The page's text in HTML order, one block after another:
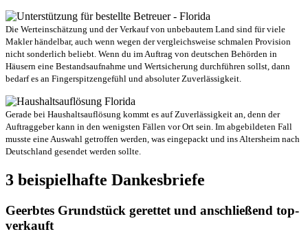
Die Werteinschätzung und der Verkauf von unbebautem Land sind für viele
Makler händelbar, auch wenn wegen der vergleichsweise schmalen Provision
nicht sonderlich beliebt. Wenn du im Auftrag von deutschen Behörden in
Häusern eine Bestandsaufnahme und Wertsicherung durchführen sollst, dann
bedarf es an Fingerspitzengefühl und absoluter Zuverlässigkeit.
Gerade bei Haushaltsauflösung kommt es auf Zuverlässigkeit an, denn der
Auftraggeber kann in den wenigsten Fällen vor Ort sein. Im abgebildeten Fall
musste eine Auswahl getroffen werden, was eingepackt und ins Altersheim nach
Deutschland gesendet werden sollte.
3 beispielhafte Dankesbriefe
Geerbtes Grundstück gerettet und anschließend top-
verkauft